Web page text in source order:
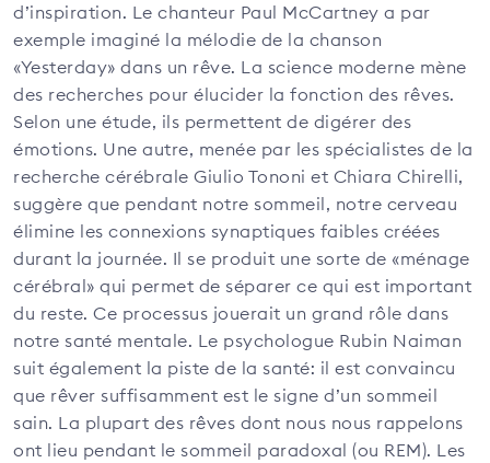
d’inspiration. Le chanteur Paul McCartney a par
exemple imaginé la mélodie de la chanson
«Yesterday» dans un rêve. La science moderne mène
des recherches pour élucider la fonction des rêves.
Selon une étude, ils permettent de digérer des
émotions. Une autre, menée par les spécialistes de la
recherche cérébrale Giulio Tononi et Chiara Chirelli,
suggère que pendant notre sommeil, notre cerveau
élimine les connexions synaptiques faibles créées
durant la journée. Il se produit une sorte de «ménage
cérébral» qui permet de séparer ce qui est important
du reste. Ce processus jouerait un grand rôle dans
notre santé mentale. Le psychologue Rubin Naiman
suit également la piste de la santé: il est convaincu
que rêver suffisamment est le signe d’un sommeil
sain. La plupart des rêves dont nous nous rappelons
ont lieu pendant le sommeil paradoxal (ou REM). Les